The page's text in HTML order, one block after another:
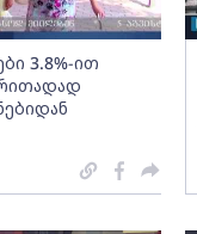
3.8%-ით